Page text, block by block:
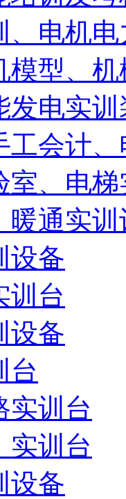
、电机
模型、
发电实训
工会计
室、电
暖通实
设备
训台
设备
台
实训台
实训台
设备